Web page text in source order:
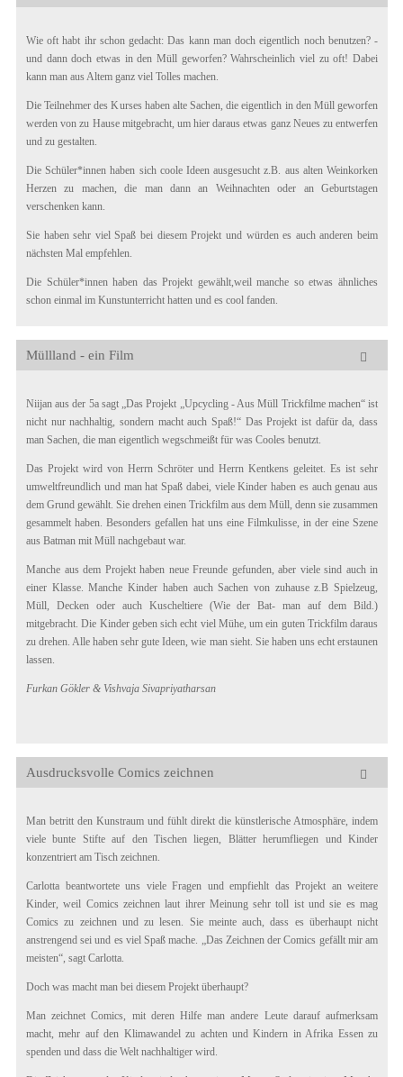
Wie oft habt ihr schon gedacht: Das kann man doch eigentlich noch benutzen? -
und dann doch etwas in den Müll geworfen? Wahrscheinlich viel zu oft! Dabei
kann man aus Altem ganz viel Tolles machen.
Die Teilnehmer des Kurses haben alte Sachen, die eigentlich in den Müll geworfen
werden von zu Hause mitgebracht, um hier daraus etwas ganz Neues zu entwerfen
und zu gestalten.
Die Schüler*innen haben sich coole Ideen ausgesucht z.B. aus alten Weinkorken
Herzen zu machen, die man dann an Weihnachten oder an Geburtstagen
verschenken kann.
Sie haben sehr viel Spaß bei diesem Projekt und würden es auch anderen beim
nächsten Mal empfehlen.
Die Schüler*innen haben das Projekt gewählt,weil manche so etwas ähnliches
schon einmal im Kunstunterricht hatten und es cool fanden.
Müllland - ein Film
Niijan aus der 5a sagt „Das Projekt „Upcycling - Aus Müll Trickfilme machen“ ist
nicht nur nachhaltig, sondern macht auch Spaß!“ Das Projekt ist dafür da, dass
man Sachen, die man eigentlich wegschmeißt für was Cooles benutzt.
Das Projekt wird von Herrn Schröter und Herrn Kentkens geleitet. Es ist sehr
umweltfreundlich und man hat Spaß dabei, viele Kinder haben es auch genau aus
dem Grund gewählt. Sie drehen einen Trickfilm aus dem Müll, denn sie zusammen
gesammelt haben. Besonders gefallen hat uns eine Filmkulisse, in der eine Szene
aus Batman mit Müll nachgebaut war.
Manche aus dem Projekt haben neue Freunde gefunden, aber viele sind auch in
einer Klasse. Manche Kinder haben auch Sachen von zuhause z.B Spielzeug,
Müll, Decken oder auch Kuscheltiere (Wie der Bat- man auf dem Bild.)
mitgebracht. Die Kinder geben sich echt viel Mühe, um ein guten Trickfilm daraus
zu drehen. Alle haben sehr gute Ideen, wie man sieht. Sie haben uns echt erstaunen
lassen.
Furkan Gökler & Vishvaja Sivapriyatharsan
Ausdrucksvolle Comics zeichnen
Man betritt den Kunstraum und fühlt direkt die künstlerische Atmosphäre, indem
viele bunte Stifte auf den Tischen liegen, Blätter herumfliegen und Kinder
konzentriert am Tisch zeichnen.
Carlotta beantwortete uns viele Fragen und empfiehlt das Projekt an weitere
Kinder, weil Comics zeichnen laut ihrer Meinung sehr toll ist und sie es mag
Comics zu zeichnen und zu lesen. Sie meinte auch, dass es überhaupt nicht
anstrengend sei und es viel Spaß mache. „Das Zeichnen der Comics gefällt mir am
meisten“, sagt Carlotta.
Doch was macht man bei diesem Projekt überhaupt?
Man zeichnet Comics, mit deren Hilfe man andere Leute darauf aufmerksam
macht, mehr auf den Klimawandel zu achten und Kindern in Afrika Essen zu
spenden und dass die Welt nachhaltiger wird.